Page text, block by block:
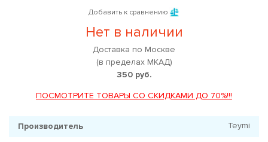
Добавить к сравнению
Нет в наличии
Доставка по Москве
(в пределах МКАД)
350 руб.
ПОСМОТРИТЕ ТОВАРЫ СО СКИДКАМИ ДО 70%!!!
Производитель Teymi